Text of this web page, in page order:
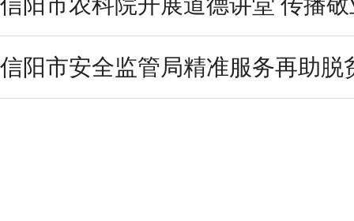
信阳市安全监管局精准服务再助脱